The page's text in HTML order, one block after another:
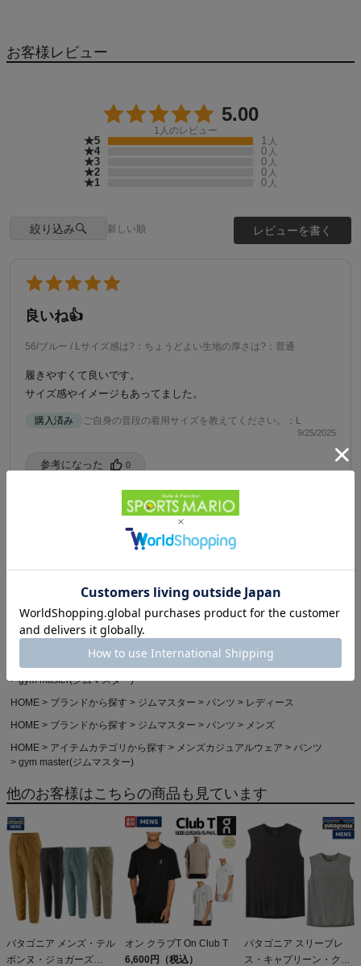
お客様レビュー
5.00
1 人のレビュー
★5 1 人
★4 0 人
★3 0 人
★2 0 人
★1 0 人
絞り込み 新しい順 レビューを書く
良いね👍
56/ブルー / Lサイズ感は?：ちょうどよい生地の厚さは?：普通
履きやすくて良いです。
サイズ感やイメージもあってました。
購入済み ご自身の普段の着用サイズを教えてください。：L
9/25/2025
参考になった️ 0
HOME カジュアル・アウトドア
HOME アイテムカテゴリから探す レディースカジュアルウェア
パンツ
gym master(ジムマスター)
HOME
ブランドから探す ジムマスター パンツ
レディース
HOME
ブランドから探す ジムマスター パンツ
メンズ
HOME
アイテムカテゴリから探す メンズカジュアルウェア
パンツ
gym master(ジムマスター)
他のお客様はこちらの商品も見ています
パタゴニア メンズ・テル
ボンヌ・ジョガーズ
オン クラブT On Club T
6,600円（税込）
パタゴニア スリーブレ
ス・キャプリーン・クー